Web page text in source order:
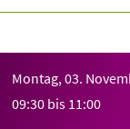
Montag, 03.
09:30 bis 11:00